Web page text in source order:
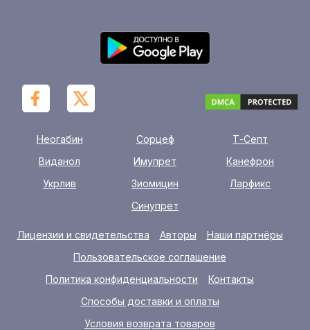
Неогабин Сорцеф
Т-Септ
Виданол
Имупрет
Канефрон
Укрлив
Зиомицин
Ларфикс
Синупрет
Лицензии и свидетельства Авторы
Наши партнёры
Пользовательское соглашение
Политика конфиденциальности
Контакты
Способы доставки и оплаты
Условия возврата товаров